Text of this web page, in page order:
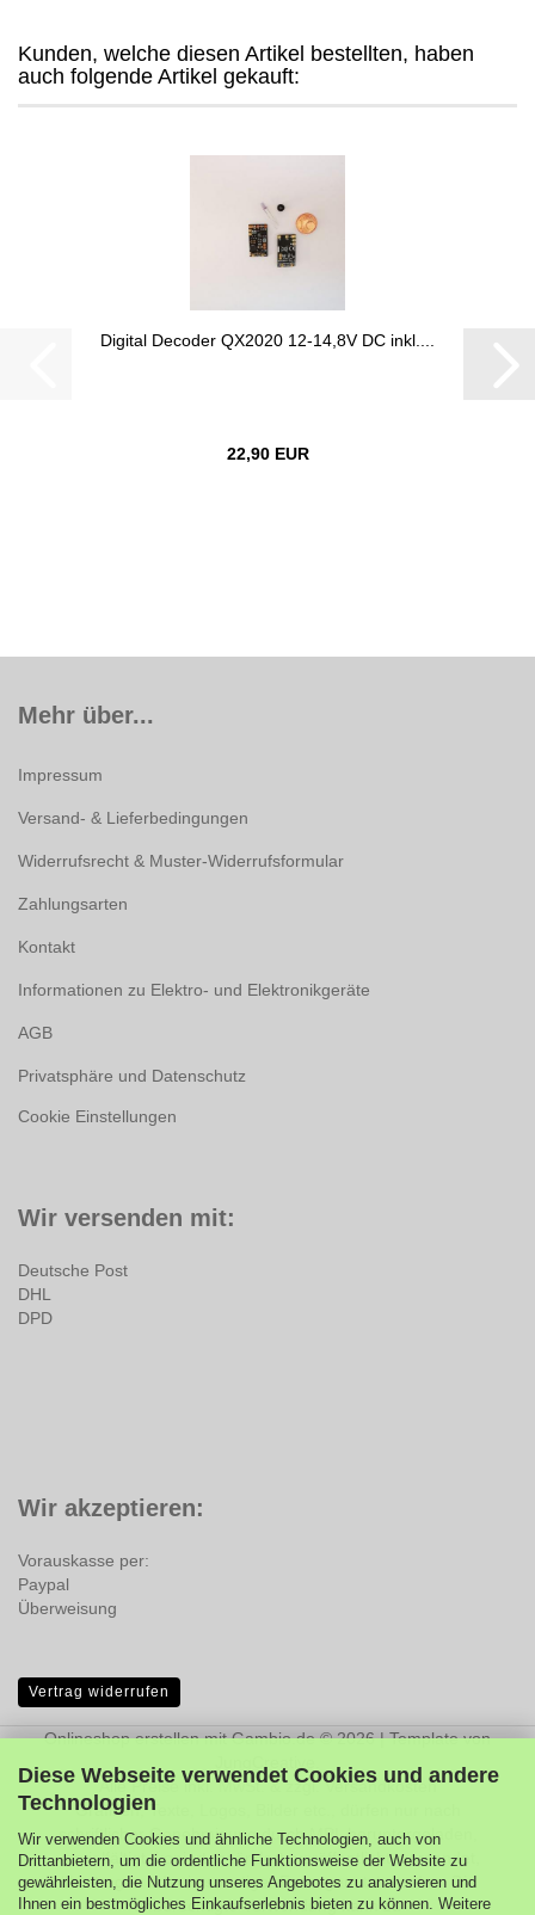
Diese Webseite verwendet Cookies und andere
Technologien
Wir verwenden Cookies und ähnliche Technologien, auch von
Drittanbietern, um die ordentliche Funktionsweise der Website zu
gewährleisten, die Nutzung unseres Angebotes zu analysieren und
Ihnen ein bestmögliches Einkaufserlebnis bieten zu können. Weitere
Kunden, welche diesen Artikel bestellten, haben
auch folgende Artikel gekauft:
Digital Decoder QX2020 12-14,8V DC inkl....
22,90 EUR
Mehr über...
Impressum
Versand- & Lieferbedingungen
Widerrufsrecht & Muster-Widerrufsformular
Zahlungsarten
Kontakt
Informationen zu Elektro- und Elektronikgeräte
AGB
Privatsphäre und Datenschutz
Cookie Einstellungen
Wir versenden mit:
Deutsche Post
DHL
DPD
Wir akzeptieren:
Vorauskasse per:
Paypal
Überweisung
Vertrag widerrufen
Onlineshop erstellenmit Gambio.de © 2026 | Template von
Alle Preise inkl. MwSt. & zzgl. Versandkosten
Grafiken, Texte, Logos, Bilder etc., dürfen nur nach
schriftlicher Genehmigung durch MPL heruntergeladen,
vervielfältigt, kopiert, geändert, veröffentlicht, versendet,
übertragen oder in sonstiger Form genutzt werden. Die
unberechtigte Verwendung kann zu